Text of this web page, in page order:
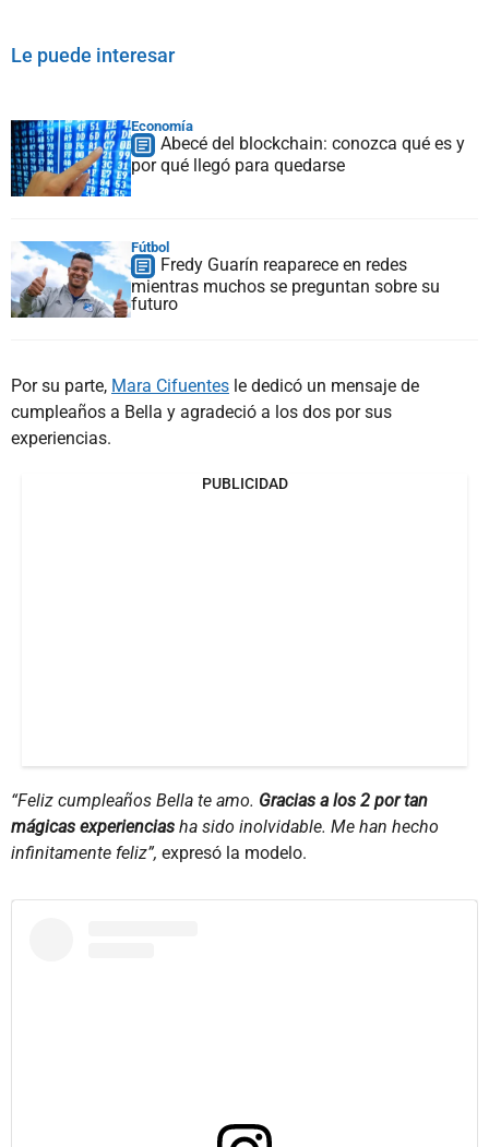
Le puede interesar
Economía
Abecé del blockchain: conozca qué es y
por qué llegó para quedarse
Fútbol
Fredy Guarín reaparece en redes
mientras muchos se preguntan sobre su
futuro
Por su parte, Mara Cifuentes le dedicó un mensaje de
cumpleaños a Bella y agradeció a los dos por sus
experiencias.
PUBLICIDAD
“Feliz cumpleaños Bella te amo. Gracias a los 2 por tan
mágicas experiencias ha sido inolvidable. Me han hecho
infinitamente feliz”, expresó la modelo.